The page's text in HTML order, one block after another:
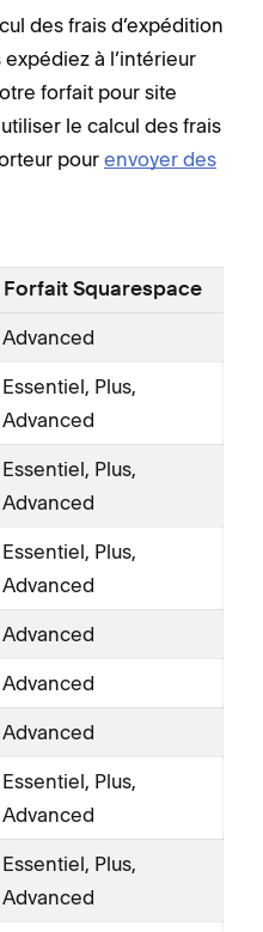
des frais d’expédition
à l’intérieur
forfait pour site
le calcul des frais
pour envoyer des
Forfait Squarespace
Advanced
Essentiel, Plus,
Advanced
Essentiel, Plus,
Advanced
Essentiel, Plus,
Advanced
Advanced
Advanced
Advanced
Essentiel, Plus,
Advanced
Essentiel, Plus,
Advanced